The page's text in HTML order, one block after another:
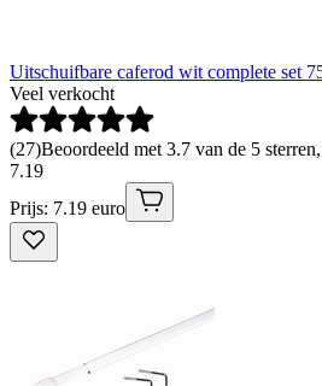
Uitschuifbare caferod wit complete set
Veel verkocht
(27)Beoordeeld met 3.7 van de 5
7.19
Prijs: 7.19 euro